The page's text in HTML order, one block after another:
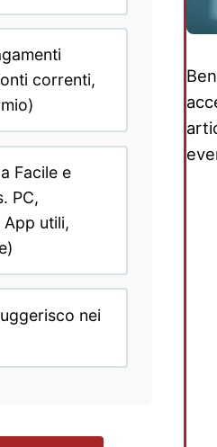
correnti,
Facile e
PC,
utili,
nei